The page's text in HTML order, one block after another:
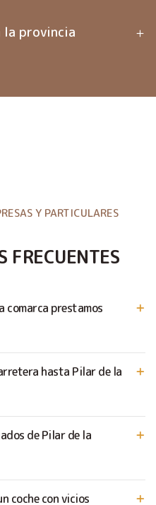
la provincia
Y PARTICULARES
FRECUENTES
comarca prestamos
hasta Pilar de la
de Pilar de la
coche con vicios